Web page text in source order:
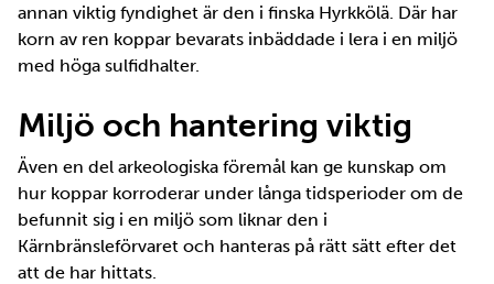
annan viktig fyndighet är den i finska Hyrkkölä. Där har
korn av ren koppar bevarats inbäddade i lera i en miljö
med höga sulfidhalter.
Miljö och hantering viktig
Även en del arkeologiska föremål kan ge kunskap om
hur koppar korroderar under långa tidsperioder om de
befunnit sig i en miljö som liknar den i
Kärnbränsleförvaret och hanteras på rätt sätt efter det
att de har hittats.